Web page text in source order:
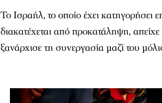
Το Ισραήλ, το οποίο έχει κατηγορήσει
διακατέχεται από προκατάληψη,
ξανάρχισε τη συνεργασία μαζί του